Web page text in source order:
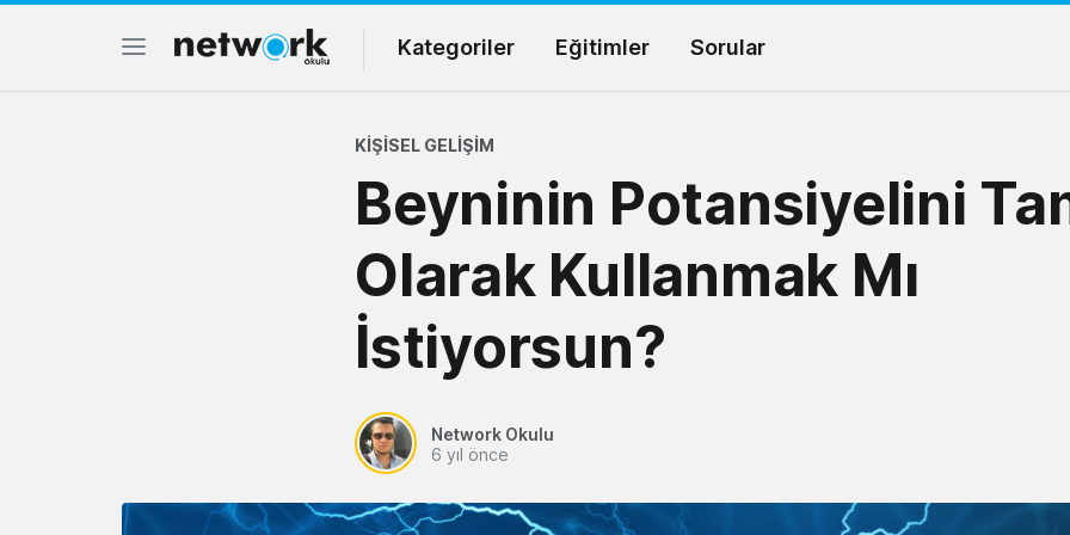
Kategoriler Eğitimler Sorular
KIŞISEL GELIŞIM
Beyninin Potansiyelini
Olarak Kullanmak Mı
İstiyorsun?
Network Okulu
6 yıl önce